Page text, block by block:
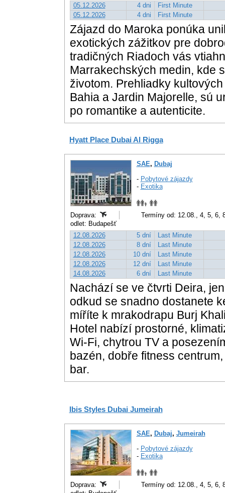
05.12.2026
4 dni
First Minute
05.12.2026
4 dni First Minute
Zájazd do Maroka ponúka
exotických zážitkov pre
tradičných Riadoch vás
Marrakechských medin, kde
životom. Prehliadky
Bahia a Jardin Majorelle, sú
po romantike a autenticite.
Hyatt Place Dubai Al Rigga
SAE, Dubaj
- Pobytové zájazdy
- Exotika
Doprava:
Termíny od: 12.08., 4, 5, 6,
odlet: Budapešť
12.08.2026
5 dní
Last Minute
12.08.2026
8 dní
Last Minute
12.08.2026
10 dní
Last Minute
12.08.2026
12 dní
Last Minute
14.08.2026
6 dní Last Minute
Nachází se ve čtvrti Deira,
odkud se snadno dostanete
míříte k mrakodrapu Burj
Hotel nabízí prostorné,
Wi-Fi, chytrou TV a
bazén, dobře fitness
bar.
Ibis Styles Dubai Jumeirah
SAE, Dubaj, Jumeirah
- Pobytové zájazdy
- Exotika
Doprava:
Termíny od: 12.08., 4, 5, 6,